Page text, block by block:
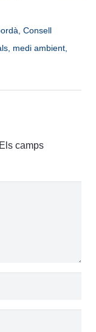
Consell
medi ambient
Els camps